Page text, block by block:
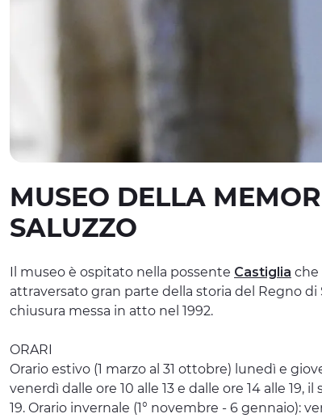
MUSEO DELLA
SALUZZO
Il museo è ospitato nella possente Castiglia che
attraversato gran parte della storia del Regno di
chiusura messa in atto nel 1992.
ORARI
Orario estivo (1 marzo al 31 ottobre) lunedì e
venerdì dalle ore 10 alle 13 e dalle ore 14 alle 19,
19. Orario invernale (1° novembre - 6 gennaio):